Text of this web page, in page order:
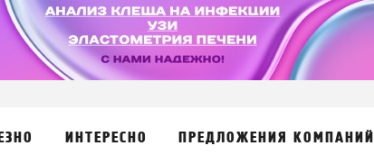
ИНТЕРЕСНО ПРЕДЛОЖЕНИЯ КОМПАНИЙ